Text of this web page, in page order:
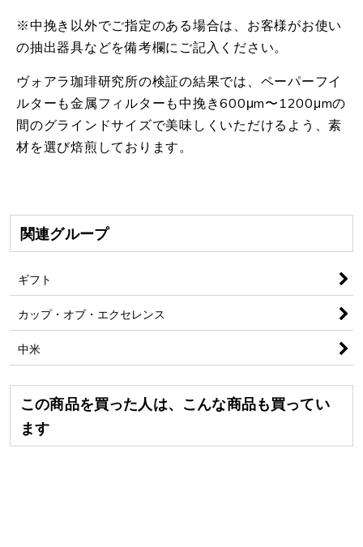
※中挽き以外でご指定のある場合は、お客様がお使い
の抽出器具などを備考欄にご記入ください。
ヴォアラ珈琲研究所の検証の結果では、ペーパーフイ
ルターも金属フィルターも中挽き600μm〜1200μmの
間のグラインドサイズで美味しくいただけるよう、素
材を選び焙煎しております。
関連グループ
ギフト
カップ・オブ・エクセレンス
中米
この商品を買った人は、こんな商品も買ってい
ます